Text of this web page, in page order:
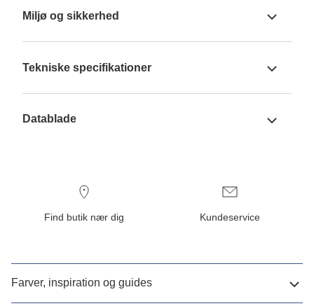
Miljø og sikkerhed
Tekniske specifikationer
Datablade
Find butik nær dig Kundeservice
Farver, inspiration og guides